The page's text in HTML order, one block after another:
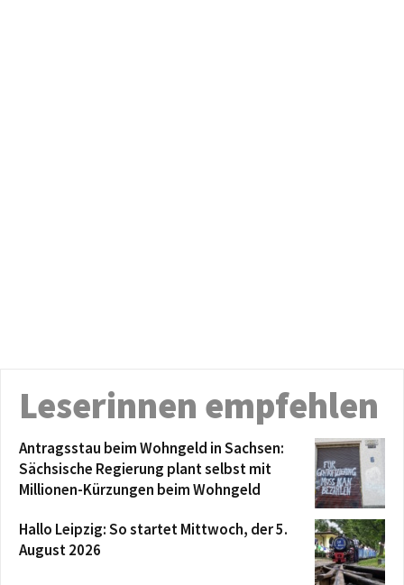
Leserinnen empfehlen
Antragsstau beim Wohngeld in Sachsen:
Sächsische Regierung plant selbst mit
Millionen-Kürzungen beim Wohngeld
Hallo Leipzig: So startet Mittwoch, der 5.
August 2026